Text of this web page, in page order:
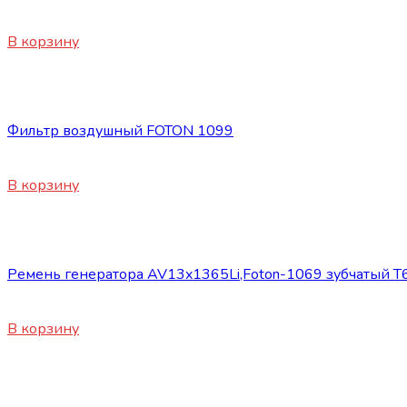
В корзину
Фильтр воздушный FOTON 1099
В корзину
Ремень генератора AV13x1365Li,Foton-1069 зубчатый
В корзину